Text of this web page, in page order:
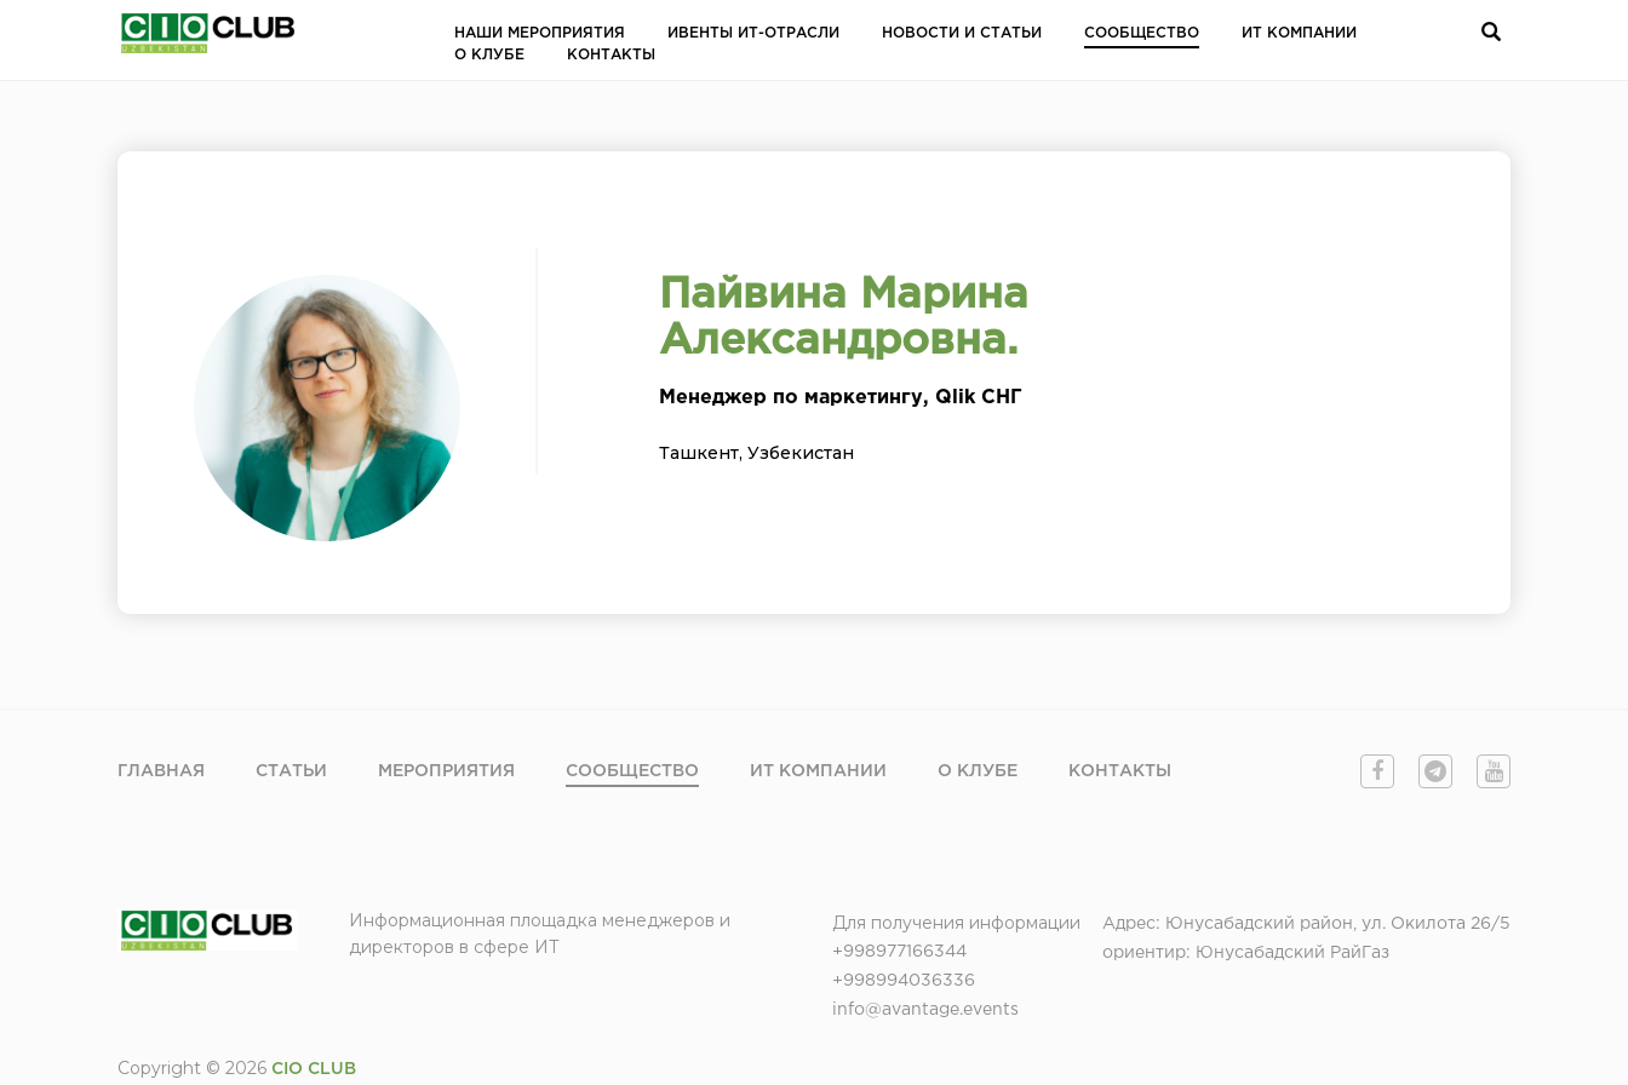
НАШИ МЕРОПРИЯТИЯ ИВЕНТЫ ИТ-ОТРАСЛИ НОВОСТИ И СТАТЬИ СООБЩЕСТВО
ИТ КОМПАНИИ
О КЛУБЕ
КОНТАКТЫ
Пайвина Марина
Александровна.
Менеджер по маркетингу, Qlik СНГ
Ташкент, Узбекистан
ГЛАВНАЯ СТАТЬИ МЕРОПРИЯТИЯ СООБЩЕСТВО ИТ КОМПАНИИ О КЛУБЕ КОНТАКТЫ
Информационная площадка менеджеров и
директоров в сфере ИТ
Copyright © 2026 CIO CLUB
Для получения информации
+998977166344
+998994036336
info@avantage.events
Адрес: Юнусабадский район, ул. Окилота 26/5
ориентир: Юнусабадский РайГаз